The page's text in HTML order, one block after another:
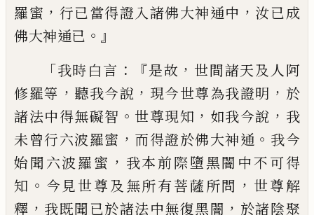
羅蜜 ， 行已當得證入諸佛大神通中 ， 汝已成
佛大神通已 。』
「我時白言 ：『是故 ， 世間諸天及人阿
修羅等 ， 聽我今說 ， 現今世尊為我證明 ， 於
諸法中得無礙智 。 世尊現知 ， 如我今說 ， 我
未曾行六波羅蜜 ， 而得證於佛大神通 。 我今
始聞六波羅蜜 ， 我本前際墮黑闇中不可得
知 。 今見世尊及無所有菩薩所問 ， 世尊解
釋 ， 我既聞已於諸法中無復黑闇 ， 於諸陰聚